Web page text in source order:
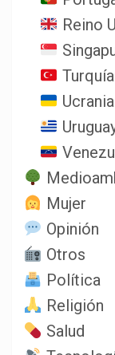
Reino
Turquía
Ucrania
Mujer
Opinión
Otros
Política
Religión
Salud